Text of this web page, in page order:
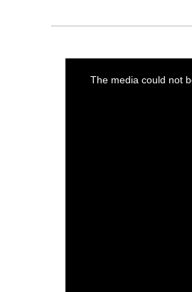
The media could not